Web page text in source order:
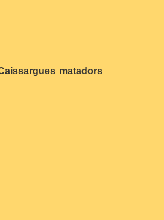
matadors